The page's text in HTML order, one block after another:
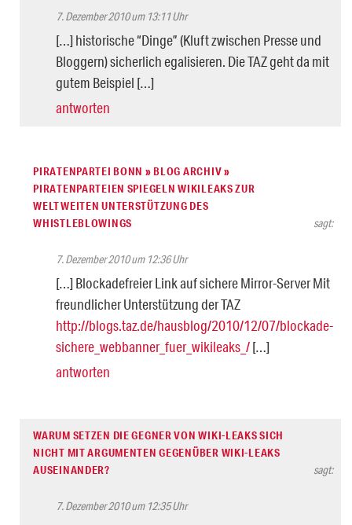
7. Dezember 2010 um 13:11 Uhr
[…] historische “Dinge” (Kluft zwischen Presse und
Bloggern) sicherlich egalisieren. Die TAZ geht da mit
gutem Beispiel […]
antworten
PIRATENPARTEI BONN » BLOG ARCHIV »
PIRATENPARTEIEN SPIEGELN WIKILEAKS ZUR
WELTWEITEN UNTERSTÜTZUNG DES
WHISTLEBLOWINGS
sagt:
7. Dezember 2010 um 12:36 Uhr
[…] Blockadefreier Link auf sichere Mirror-Server Mit
freundlicher Unterstützung der TAZ
http://blogs.taz.de/hausblog/2010/12/07/blockade-
sichere_webbanner_fuer_wikileaks_/[…]
antworten
WARUM SETZEN DIE GEGNER VON WIKI-LEAKS SICH
NICHT MIT ARGUMENTEN GEGENÜBER WIKI-LEAKS
AUSEINANDER?
sagt:
7. Dezember 2010 um 12:35 Uhr